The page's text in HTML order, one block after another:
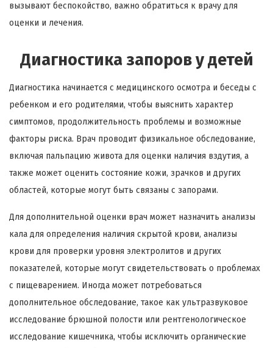
вызывают беспокойство, важно обратиться к врачу для
оценки и лечения.
Диагностика запоров у детей
Диагностика начинается с медицинского осмотра и беседы с
ребенком и его родителями, чтобы выяснить характер
симптомов, продолжительность проблемы и возможные
факторы риска. Врач проводит физикальное обследование,
включая пальпацию живота для оценки наличия вздутия, а
также может оценить состояние кожи, зрачков и других
областей, которые могут быть связаны с запорами.
Для дополнительной оценки врач может назначить анализы
кала для определения наличия скрытой крови, анализы
крови для проверки уровня электролитов и других
показателей, которые могут свидетельствовать о проблемах
с пищеварением. Иногда может потребоваться
дополнительное обследование, такое как ультразвуковое
исследование брюшной полости или рентгенологическое
исследование кишечника, чтобы исключить органические